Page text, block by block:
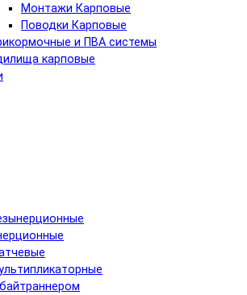
Монтажи Карповые
Поводки Карповые
и ПВА системы
карповые